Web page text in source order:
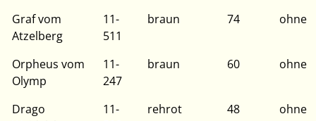
Graf vom
Atzelberg
11-
511
braun 74 ohne
Orpheus vom
Olymp
11-
247
braun 60 ohne
Drago
11-
rehrot 48 ohne